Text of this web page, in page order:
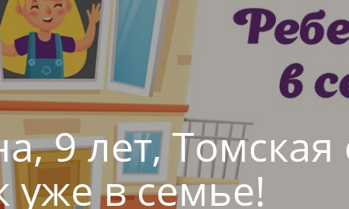
9 лет, Томская
уже в семье!